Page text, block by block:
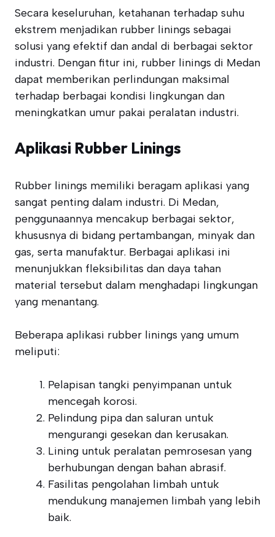
Secara keseluruhan, ketahanan terhadap suhu
ekstrem menjadikan rubber linings sebagai
solusi yang efektif dan andal di berbagai sektor
industri. Dengan fitur ini, rubber linings di Medan
dapat memberikan perlindungan maksimal
terhadap berbagai kondisi lingkungan dan
meningkatkan umur pakai peralatan industri.
Aplikasi Rubber Linings
Rubber linings memiliki beragam aplikasi yang
sangat penting dalam industri. Di Medan,
penggunaannya mencakup berbagai sektor,
khususnya di bidang pertambangan, minyak dan
gas, serta manufaktur. Berbagai aplikasi ini
menunjukkan fleksibilitas dan daya tahan
material tersebut dalam menghadapi lingkungan
yang menantang.
Beberapa aplikasi rubber linings yang umum
meliputi:
Pelapisan tangki penyimpanan untuk
mencegah korosi.
Pelindung pipa dan saluran untuk
mengurangi gesekan dan kerusakan.
Lining untuk peralatan pemrosesan yang
berhubungan dengan bahan abrasif.
Fasilitas pengolahan limbah untuk
mendukung manajemen limbah yang lebih
baik.